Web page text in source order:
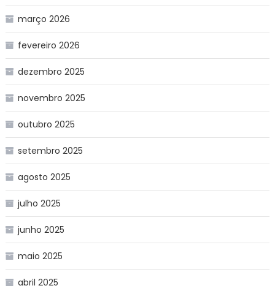
março 2026
fevereiro 2026
dezembro 2025
novembro 2025
outubro 2025
setembro 2025
agosto 2025
julho 2025
junho 2025
maio 2025
abril 2025